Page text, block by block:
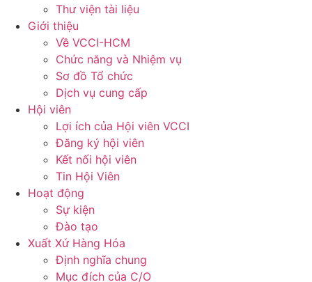
Thư viện tài liệu
Giới thiệu
Về VCCI-HCM
Chức năng và Nhiệm vụ
Sơ đồ Tổ chức
Dịch vụ cung cấp
Hội viên
Lợi ích của Hội viên VCCI
Đăng ký hội viên
Kết nối hội viên
Tin Hội Viên
Hoạt động
Sự kiện
Đào tạo
Xuất Xứ Hàng Hóa
Định nghĩa chung
Mục đích của C/O